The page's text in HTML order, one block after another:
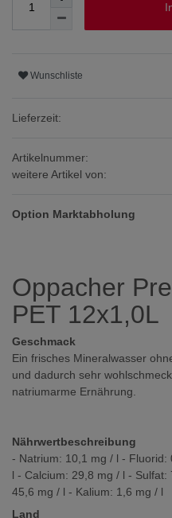
Wunschliste
Lieferzeit:
Artikelnummer:
weitere Artikel von:
Option Marktabholung
Oppacher
PET 12x1,0L
Geschmack
Ein frisches Mineralwasser
und dadurch sehr
natriumarme Ernährung.
Nährwertbeschreibung
- Natrium: 10,1 mg / l -
l - Calcium: 29,8 mg / l -
45,6 mg / l - Kalium: 1,6 mg / l
Land